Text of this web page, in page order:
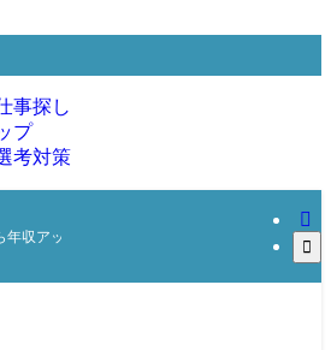
事探し
プ
考対策
収アップ転職を成功させた経験から、サービ